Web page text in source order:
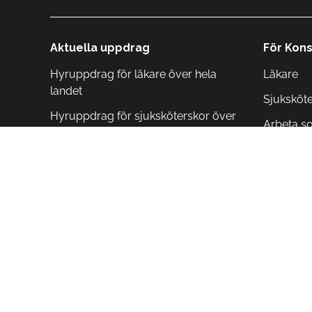
Aktuella uppdrag
Hyruppdrag för läkare över hela
landet
Hyruppdrag för sjuksköterskor över
För
Läkare
Arbeta